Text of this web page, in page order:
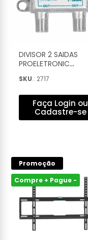
DIVISOR 2 SAIDAS
PROELETRONIC
2400MHZ - PQDV-
SKU.: 2717
Faça Login ou
Cadastre-se
Promoção
Compre + Pague -